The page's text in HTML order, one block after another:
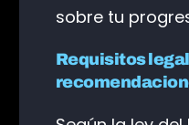
sobre tu
Requisitos